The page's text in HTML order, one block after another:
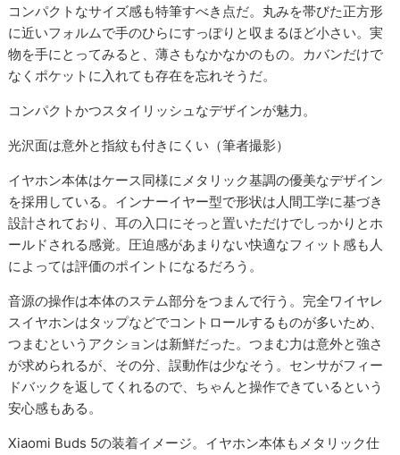
コンパクトなサイズ感も特筆すべき点だ。丸みを帯びた正方形
に近いフォルムで手のひらにすっぽりと収まるほど小さい。実
物を手にとってみると、薄さもなかなかのもの。カバンだけで
なくポケットに入れても存在を忘れそうだ。
コンパクトかつスタイリッシュなデザインが魅力。
光沢面は意外と指紋も付きにくい（筆者撮影）
イヤホン本体はケース同様にメタリック基調の優美なデザイン
を採用している。インナーイヤー型で形状は人間工学に基づき
設計されており、耳の入口にそっと置いただけでしっかりとホ
ールドされる感覚。圧迫感があまりない快適なフィット感も人
によっては評価のポイントになるだろう。
音源の操作は本体のステム部分をつまんで行う。完全ワイヤレ
スイヤホンはタップなどでコントロールするものが多いため、
つまむというアクションは新鮮だった。つまむ力は意外と強さ
が求められるが、その分、誤動作は少なそう。センサがフィー
ドバックを返してくれるので、ちゃんと操作できているという
安心感もある。
Xiaomi Buds 5の装着イメージ。イヤホン本体もメタリック仕